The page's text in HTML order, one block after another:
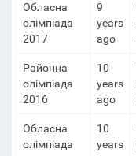
Обласна
олімпіада
2017
9
years
ago
Районна
олімпіада
2016
10
years
ago
Обласна
олімпіада
10
years